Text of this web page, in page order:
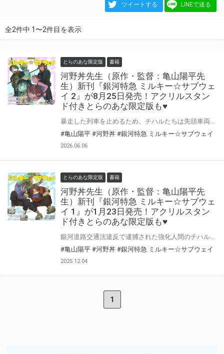
ツイートする LINEで送る
全2件中 1〜2件目を表示
とらのあな限定版 書籍
河野丼先生（原作・監督：亀山陽平先
生）新刊『銀河特急 ミルキー☆サブウェ
イ 2』が8月25日発売！アクリルスタン
ド付きとらのあな限定版も♥
#亀山陽平 #河野丼 #銀河特急 ミルキー☆サブウェイ
2026.06.06
とらのあな限定版 書籍
河野丼先生（原作・監督：亀山陽平先
生）新刊『銀河特急 ミルキー☆サブウェ
イ 1』が1月23日発売！アクリルスタン
ド付きとらのあな限定版も♥
#亀山陽平 #河野丼 #銀河特急 ミルキー☆サブウェイ
2025.12.04
1